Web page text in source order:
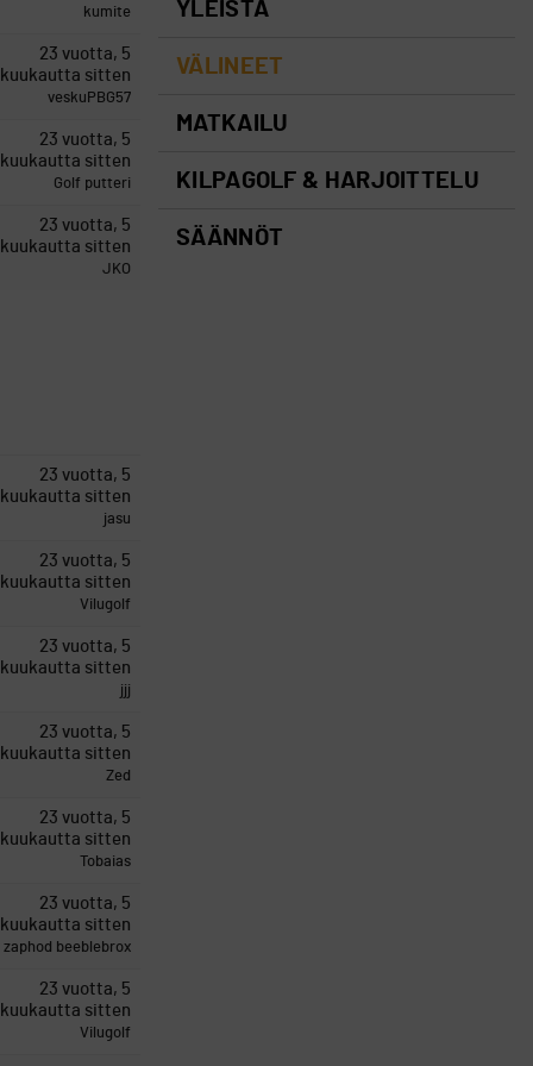
kumite
23 vuotta, 5
kuukautta sitten
veskuPBG57
23 vuotta, 5
kuukautta sitten
Golf putteri
23 vuotta, 5
kuukautta sitten
JKO
23 vuotta, 5
kuukautta sitten
jasu
23 vuotta, 5
kuukautta sitten
Vilugolf
23 vuotta, 5
kuukautta sitten
jjj
23 vuotta, 5
kuukautta sitten
Zed
23 vuotta, 5
kuukautta sitten
Tobaias
23 vuotta, 5
kuukautta sitten
zaphod beeblebrox
23 vuotta, 5
kuukautta sitten
Vilugolf
YLEISTÄ
VÄLINEET
MATKAILU
KILPAGOLF & HARJOITTELU
SÄÄNNÖT